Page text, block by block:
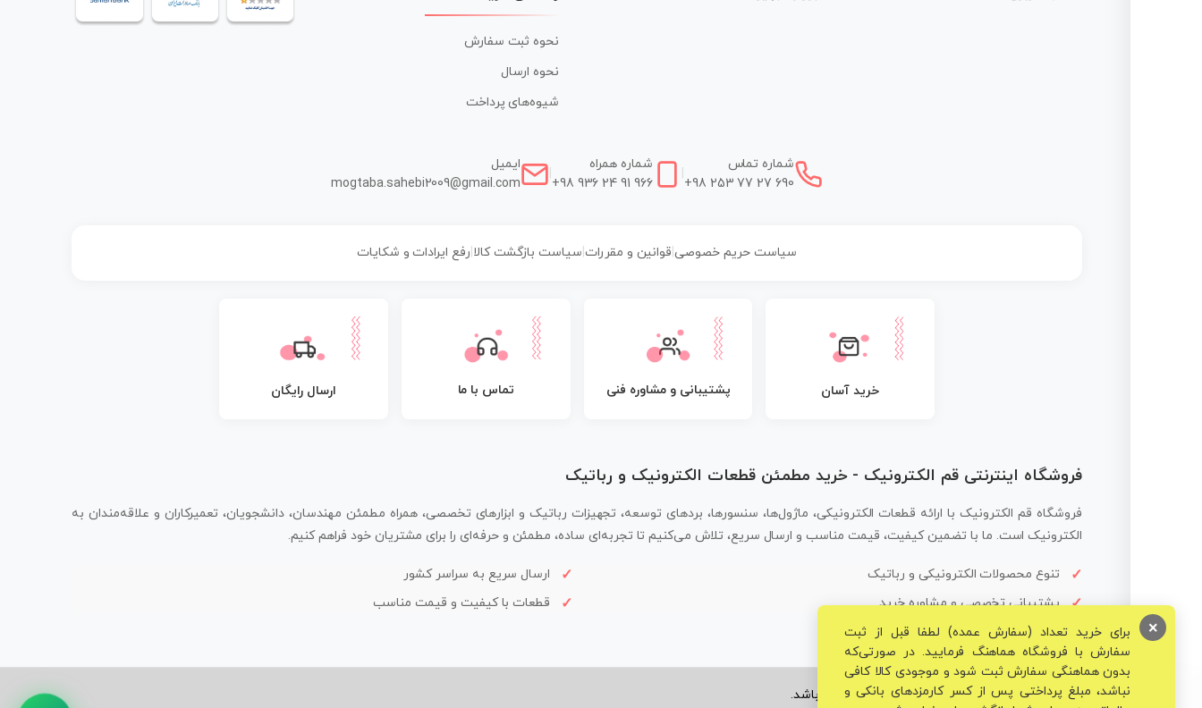
نحوه ثبت سفارش
نحوه ارسال
شیوه‌های پرداخت
شماره تماس
+98 253 77 27 690
شماره همراه
+98 936 24 91 966
ایمیل
mogtaba.sahebi2009@gmail.com
سیاست حریم خصوصی| قوانین و مقررات سیاست بازگشت کالا رفع ایرادات و شکایات
خرید آسان پشتیبانی و مشاوره فنی تماس با ما ارسال رایگان
فروشگاه اینترنتی قم الکترونیک - خرید مطمئن قطعات الکترونیک و رباتیک
فروشگاه قم الکترونیک با ارائه قطعات الکترونیکی، ماژول‌ها، سنسورها، بردهای توسعه، تجهیزات رباتیک و ابزارهای تخصصی، همراه مطمئن مهندسان، دانشجویان، تعمیرکاران و علاقه‌مندان به
الکترونیک است. ما با تضمین کیفیت، قیمت مناسب و ارسال سریع، تلاش می‌کنیم تا تجربه‌ای ساده، مطمئن و حرفه‌ای را برای مشتریان خود فراهم کنیم.
تنوع محصولات الکترونیکی و رباتیک
ارسال سریع به سراسر کشور
پشتیبانی تخصصی و مشاوره خرید
قطعات با کیفیت و قیمت مناسب
© تمامی حقوق برای فروشگاه تخصصی قم الکترونیک محفوظ می‌باشد.
برای خرید تعداد (سفارش عمده) لطفا قبل از ثبت
سفارش با فروشگاه هماهنگ فرمایید. در صورتی‌که
بدون هماهنگی سفارش ثبت شود و موجودی کالا کافی
نباشد، مبلغ پرداختی پس از کسر کارمزدهای بانکی و
×